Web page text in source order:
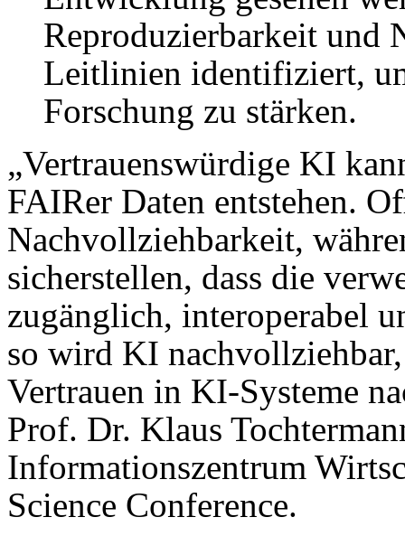
Reproduzierbarkeit und
Leitlinien identifiziert,
Forschung zu stärken.
„Vertrauenswürdige KI
FAIRer Daten entstehen.
Nachvollziehbarkeit,
sicherstellen, dass die
zugänglich, interoperabel
so wird KI
Vertrauen in KI-Systeme
Prof. Dr. Klaus
Informationszentrum
Science Conference.